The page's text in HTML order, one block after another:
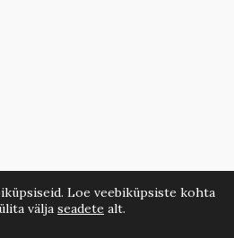
Loe veebiküpsiste kohta
välja seadete alt.